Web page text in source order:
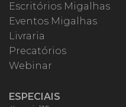
Escritórios Migalhas
Eventos Migalhas
Livraria
Precatórios
Webinar
ESPECIAIS